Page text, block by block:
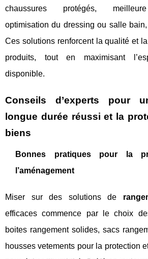
chaussures protégés,
optimisation du dressing ou salle
Ces solutions renforcent la qualité et
produits, tout en maximisant
disponible.
Conseils d’experts pour
longue durée réussi et la
biens
Bonnes pratiques pour la
l’aménagement
Miser sur des solutions de
efficaces commence par le choix
boites rangement solides, sacs
housses vetements pour la protection